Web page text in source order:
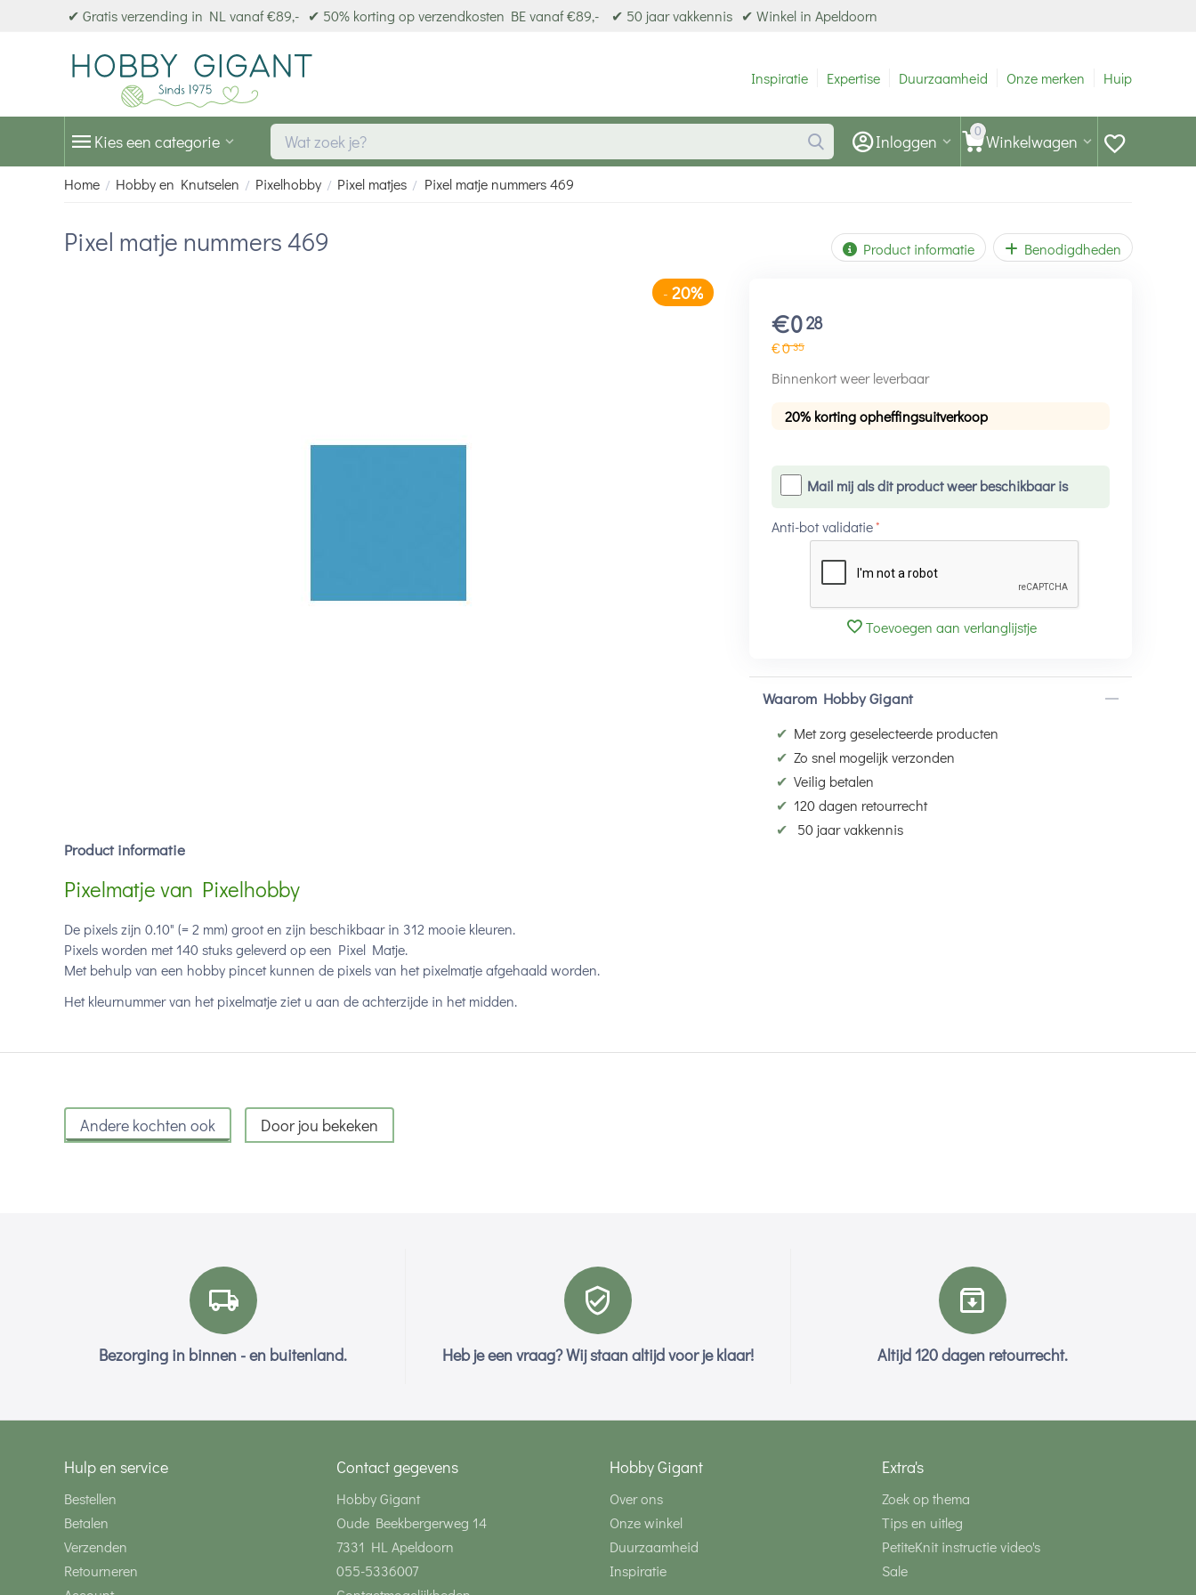
✔ Gratis verzending in NL vanaf €89,- ✔ 50% korting op verzendkosten BE vanaf €89,- ✔ 50 jaar vakkennis ✔ Winkel in Apeldoorn
Inspiratie Expertise Duurzaamheid Onze merken Hulp
Kies een categorie 0 Winkelwagen
Inloggen
Home / Hobby en Knutselen / Pixelhobby / Pixel matjes / Pixel matje nummers 469
Pixel matje nummers 469 Product informatie Benodigdheden
€0 28
€035
Binnenkort weer leverbaar
20% korting opheffingsuitverkoop
Mail mij als dit product weer beschikbaar is
Anti-bot validatie
Toevoegen aan verlanglijstje
Waarom Hobby Gigant
✔ Met zorg geselecteerde producten
✔ Zo snel mogelijk verzonden
✔ Veilig betalen
✔ 120 dagen retourrecht
✔
50 jaar vakkennis
Product informatie
Pixelmatje van Pixelhobby
De pixels zijn 0.10" (= 2 mm) groot en zijn beschikbaar in 312 mooie kleuren.
Pixels worden met 140 stuks geleverd op een Pixel Matje.
Met behulp van een hobby pincet kunnen de pixels van het pixelmatje afgehaald worden.
Het kleurnummer van het pixelmatje ziet u aan de achterzijde in het midden.
Andere kochten ook Door jou bekeken
Bezorging in binnen - en buitenland. Heb je een vraag? Wij staan altijd voor je klaar! Altijd 120 dagen retourrecht.
Hulp en service
Bestellen
Betalen
Verzenden
Retourneren
Contact gegevens
Hobby Gigant
Oude Beekbergerweg 14
7331 HL Apeldoorn
055-5336007
Hobby Gigant
Over ons
Onze winkel
Duurzaamheid
Inspiratie
Extra's
Zoek op thema
Tips en uitleg
PetiteKnit instructie video's
Sale